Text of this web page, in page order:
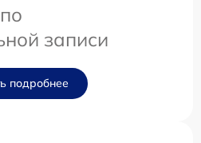
записи
подробнее